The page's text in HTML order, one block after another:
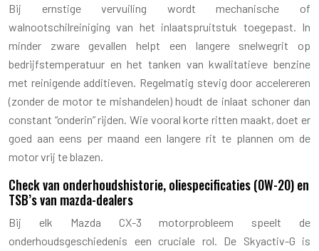
Bij ernstige vervuiling wordt mechanische of
walnootschilreiniging van het inlaatspruitstuk toegepast. In
minder zware gevallen helpt een langere snelwegrit op
bedrijfstemperatuur en het tanken van kwalitatieve benzine
met reinigende additieven. Regelmatig stevig door accelereren
(zonder de motor te mishandelen) houdt de inlaat schoner dan
constant “onderin” rijden. Wie vooral korte ritten maakt, doet er
goed aan eens per maand een langere rit te plannen om de
motor vrij te blazen.
Check van onderhoudshistorie, oliespecificaties (0W-20) en
TSB’s van mazda-dealers
Bij elk Mazda CX-3 motorprobleem speelt de
onderhoudsgeschiedenis een cruciale rol. De Skyactiv-G is